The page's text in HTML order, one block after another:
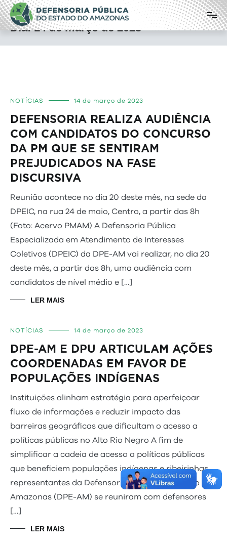
Pular
para
o
conteúdo
Defensoria Pública do Estado do
Amazonas
Dia:14 de março de 2023
NOTÍCIAS 14 de março de 2023
DEFENSORIA REALIZA AUDIÊNCIA
COM CANDIDATOS DO CONCURSO
DA PM QUE SE SENTIRAM
PREJUDICADOS NA FASE
DISCURSIVA
Reunião acontece no dia 20 deste mês, na sede da
DPEIC, na rua 24 de maio, Centro, a partir das 8h
(Foto: Acervo PMAM) A Defensoria Pública
Especializada em Atendimento de Interesses
Coletivos (DPEIC) da DPE-AM vai realizar, no dia 20
deste mês, a partir das 8h, uma audiência com
candidatos de nível médio e […]
LER MAIS
NOTÍCIAS 14 de março de 2023
DPE-AM E DPU ARTICULAM AÇÕES
COORDENADAS EM FAVOR DE
POPULAÇÕES INDÍGENAS
Instituições alinham estratégia para aperfeiçoar
fluxo de informações e reduzir impacto das
barreiras geográficas que dificultam o acesso a
políticas públicas no Alto Rio Negro A fim de
simplificar a cadeia de acesso a políticas públicas
que beneficiem populações indígenas e ribeirinhas,
representantes da Defensoria Pública do Estado do
Amazonas (DPE-AM) se reuniram com defensores
[…]
LER MAIS